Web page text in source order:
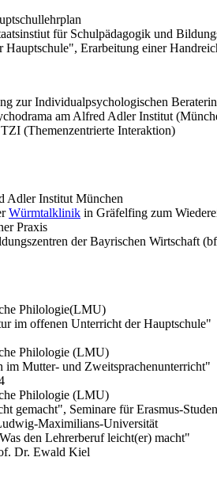
für Schulpädagogik und
Hauptschule", Erarbeitung einer
zur Individualpsychologischen
am Alfred Adler Institut
(Themenzentrierte Interaktion)
Adler Institut München
Würmtalklinik in Gräfelfing zum
Praxis
der Bayrischen Wirtschaft
Philologie(LMU)
im offenen Unterricht der Hauptschule"
Philologie (LMU)
im Mutter- und Zweitsprachenunterricht"
Philologie (LMU)
gemacht", Seminare für Erasmus-
Maximilians-Universität
den Lehrerberuf leicht(er) macht"
Dr. Ewald Kiel